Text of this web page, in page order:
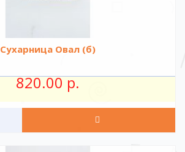
Сухарница Овал (б)
820.00 р.